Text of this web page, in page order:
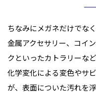
ちなみにメガネだけでな
金属アクセサリー、コイ
クといったカトラリーな
化学変化による変色やサ
が、表面についた汚れを